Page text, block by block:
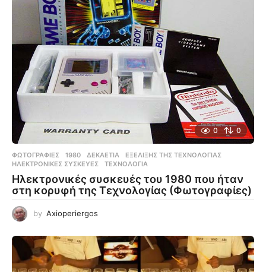
0 0
ΦΩΤΟΓΡΑΦΊΕΣ 1980 ,ΔΕΚΑΕΤΊΑ ,ΕΞΈΛΙΞΗΣ ΤΗΣ ΤΕΧΝΟΛΟΓΊΑΣ
ΗΛΕΚΤΡΟΝΙΚΈΣ ΣΥΣΚΕΥΈΣ
,ΤΕΧΝΟΛΟΓΊΑ
Ηλεκτρονικές συσκευές του 1980 που ήταν
στη κορυφή της Τεχνολογίας (Φωτογραφίες)
by Axioperiergos